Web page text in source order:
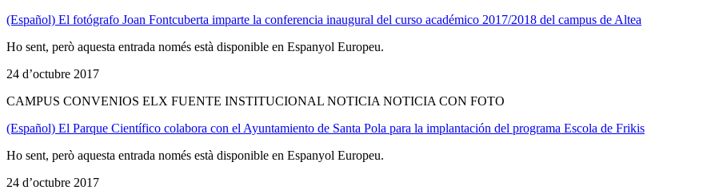
(Español) El fotógrafo Joan Fontcuberta imparte la conferencia inaugural del curso académico 2017/2018 del campus de Altea
Ho sent, però aquesta entrada només està disponible en Espanyol Europeu.
24 d’octubre 2017
CAMPUS CONVENIOS ELX FUENTE INSTITUCIONAL NOTICIA NOTICIA CON FOTO
(Español) El Parque Científico colabora con el Ayuntamiento de Santa Pola para la implantación del programa Escola de Frikis
Ho sent, però aquesta entrada només està disponible en Espanyol Europeu.
24 d’octubre 2017